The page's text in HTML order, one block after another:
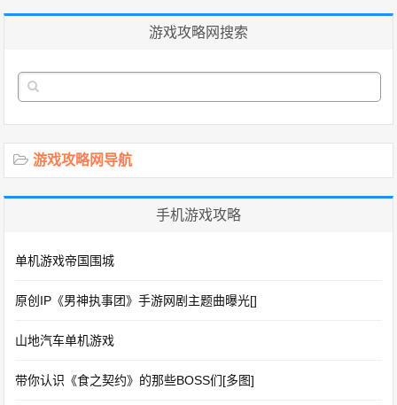
游戏攻略网搜索
游戏攻略网导航
手机游戏攻略
单机游戏帝国围城
原创IP《男神执事团》手游网剧主题曲曝光[]
山地汽车单机游戏
带你认识《食之契约》的那些BOSS们[多图]